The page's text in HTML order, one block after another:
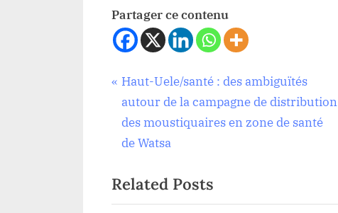
Partager ce contenu
Santé
Navigation
de
l’article
P
r
e
v
o
u
Haut-Uele/santé : des ambiguïtés
autour de la campagne de distribution
des moustiquaires en zone de santé
de Watsa
Related Posts